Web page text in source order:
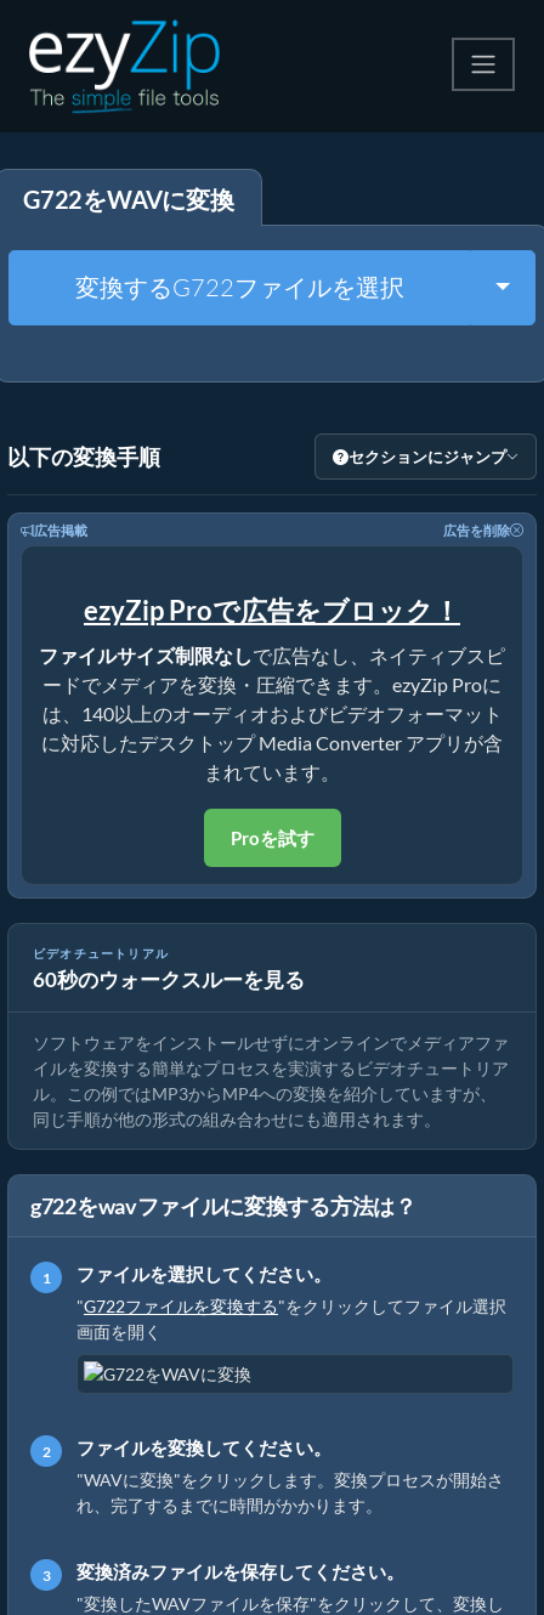
解凍する
その他のツール
G722をWAVに変換
変換するG722ファイルを選択
以下の変換手順 セクションにジャンプ
広告掲載 広告を削除
ezyZip Proで広告をブロック！
ファイルサイズ制限なしで広告なし、ネイティブスピ
ードでメディアを変換・圧縮できます。ezyZip Proに
は、140以上のオーディオおよびビデオフォーマット
に対応したデスクトップ Media Converter アプリが含
まれています。
Proを試す
ビデオチュートリアル
60秒のウォークスルーを見る
メディアファイルの変換方法
ソフトウェアをインストールせずにオンラインでメディアファ
イルを変換する簡単なプロセスを実演するビデオチュートリア
ル。この例ではMP3からMP4への変換を紹介していますが、
同じ手順が他の形式の組み合わせにも適用されます。
g722をwavファイルに変換する方法は？
ファイルを選択してください。
"G722ファイルを変換する"をクリックしてファイル選択
画面を開く
ファイルを変換してください。
"WAVに変換"をクリックします。変換プロセスが開始さ
れ、完了するまでに時間がかかります。
変換済みファイルを保存してください。
"変換したWAVファイルを保存"をクリックして、変換し